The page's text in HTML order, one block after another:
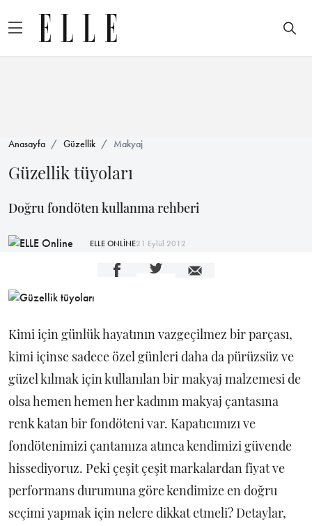
Anasayfa Güzellik Makyaj
Güzellik tüyoları
Doğru fondöten kullanma rehberi
ELLE ONLİNE21 Eylül 2012
Kimi için günlük hayatının vazgeçilmez bir parçası,
kimi içinse sadece özel günleri daha da pürüzsüz ve
güzel kılmak için kullanılan bir makyaj malzemesi de
olsa hemen hemen her kadının makyaj çantasına
renk katan bir fondöteni var. Kapatıcımızı ve
fondötenimizi çantamıza atınca kendimizi güvende
hissediyoruz. Peki çeşit çeşit markalardan fiyat ve
performans durumuna göre kendimize en doğru
seçimi yapmak için nelere dikkat etmeli? Detaylar,